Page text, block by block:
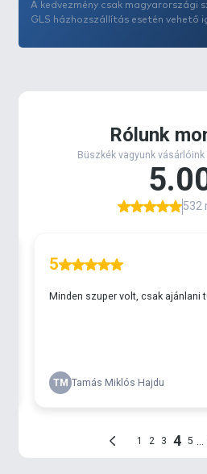
A kedvezmény csak magyarországi
GLS házhozszállítás esetén vehető